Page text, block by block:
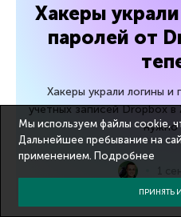
Хакеры
паролей от
Хакеры украли логины
учетных записей Dropbox
нужно
Мы используем файлы cookie,
Дальнейшее пребывание на
применением. Подробнее
ПРИНЯТЬ